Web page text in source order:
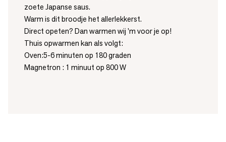
zoete Japanse saus.
Warm is dit broodje het allerlekkerst.
Direct opeten? Dan warmen wij 'm voor je op!
Thuis opwarmen kan als volgt:
Oven:5-6 minuten op 180 graden
Magnetron : 1 minuut op 800 W